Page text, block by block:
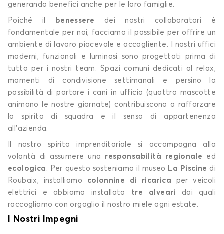
generando benefici anche per le loro famiglie.
Poiché il benessere dei nostri collaboratori è
fondamentale per noi, facciamo il possibile per offrire un
ambiente di lavoro piacevole e accogliente. I nostri uffici
moderni, funzionali e luminosi sono progettati prima di
tutto per i nostri team. Spazi comuni dedicati al relax,
momenti di condivisione settimanali e persino la
possibilità di portare i cani in ufficio (quattro mascotte
animano le nostre giornate) contribuiscono a rafforzare
lo spirito di squadra e il senso di appartenenza
all’azienda.
Il nostro spirito imprenditoriale si accompagna alla
volontà di assumere una responsabilità regionale ed
ecologica . Per questo sosteniamo il museo La Piscine di
Roubaix, installiamo colonnine di ricarica per veicoli
elettrici e abbiamo installato tre alveari
dai quali
raccogliamo con orgoglio il nostro miele ogni estate.
I Nostri Impegni